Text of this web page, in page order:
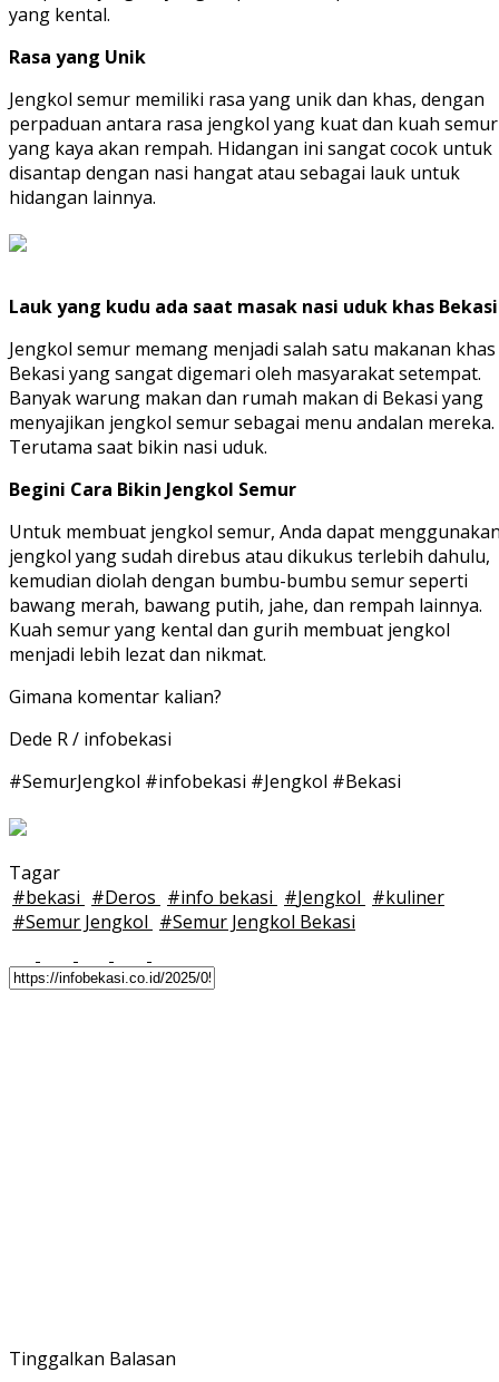
yang kental.
Rasa yang Unik
Jengkol semur memiliki rasa yang unik dan khas, dengan
perpaduan antara rasa jengkol yang kuat dan kuah semur
yang kaya akan rempah. Hidangan ini sangat cocok untuk
disantap dengan nasi hangat atau sebagai lauk untuk
hidangan lainnya.
Lauk yang kudu ada saat masak nasi uduk khas Bekasi
Jengkol semur memang menjadi salah satu makanan khas
Bekasi yang sangat digemari oleh masyarakat setempat.
Banyak warung makan dan rumah makan di Bekasi yang
menyajikan jengkol semur sebagai menu andalan mereka.
Terutama saat bikin nasi uduk.
Begini Cara Bikin Jengkol Semur
Untuk membuat jengkol semur, Anda dapat
jengkol yang sudah direbus atau dikukus terlebih dahulu,
kemudian diolah dengan bumbu-bumbu semur seperti
bawang merah, bawang putih, jahe, dan rempah lainnya.
Kuah semur yang kental dan gurih membuat jengkol
menjadi lebih lezat dan nikmat.
Gimana komentar kalian?
Dede R / infobekasi
#SemurJengkol #infobekasi #Jengkol #Bekasi
Tagar
#bekasi #Deros #info bekasi #Jengkol #kuliner
#Semur Jengkol #Semur Jengkol Bekasi
Tinggalkan Balasan